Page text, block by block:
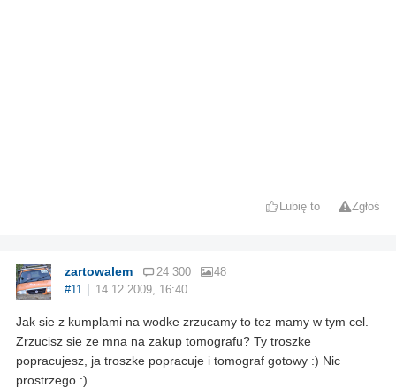
Lubię to Zgłoś
zartowalem 24 300
48
#11
14.12.2009, 16:40
Jak sie z kumplami na wodke zrzucamy to tez mamy w tym cel.
Zrzucisz sie ze mna na zakup tomografu? Ty troszke
popracujesz, ja troszke popracuje i tomograf gotowy :) Nic
prostrzego :) ..